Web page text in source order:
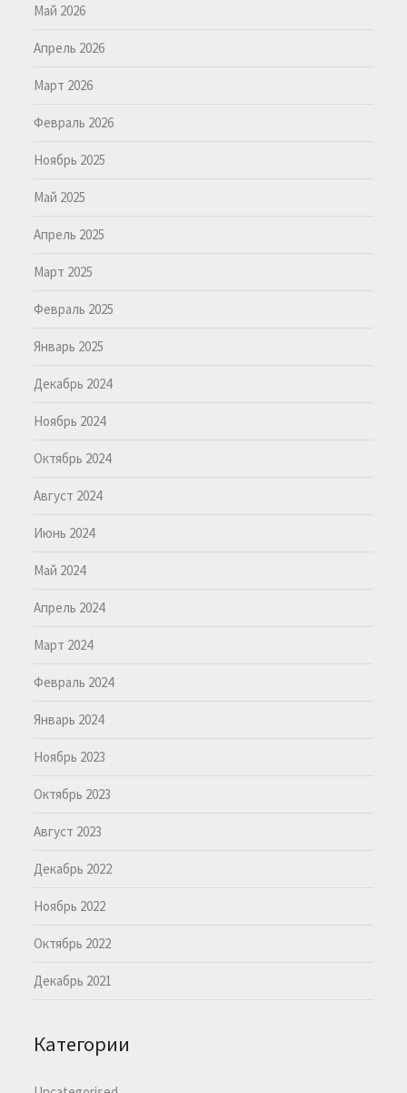
Май 2026
Апрель 2026
Март 2026
Февраль 2026
Ноябрь 2025
Май 2025
Апрель 2025
Март 2025
Февраль 2025
Январь 2025
Декабрь 2024
Ноябрь 2024
Октябрь 2024
Август 2024
Июнь 2024
Май 2024
Апрель 2024
Март 2024
Февраль 2024
Январь 2024
Ноябрь 2023
Октябрь 2023
Август 2023
Декабрь 2022
Ноябрь 2022
Октябрь 2022
Декабрь 2021
Категории